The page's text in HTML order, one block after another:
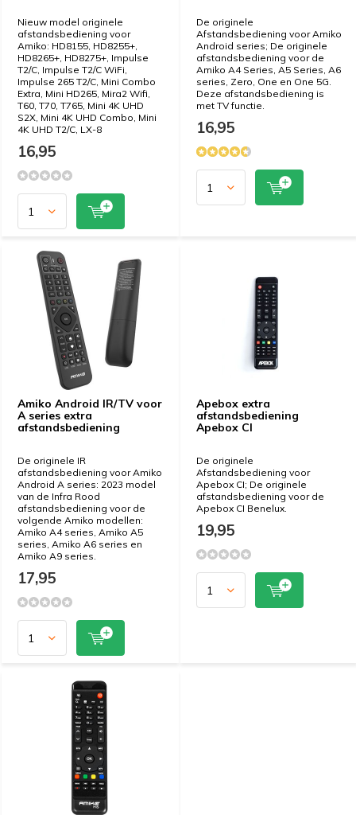
Nieuw model originele
afstandsbediening voor
Amiko: HD8155, HD8255+,
HD8265+, HD8275+, Impulse
T2/C, Impulse T2/C WiFi,
Impulse 265 T2/C, Mini Combo
Extra, Mini HD265, Mira2 Wifi,
T60, T70, T765, Mini 4K UHD
S2X, Mini 4K UHD Combo, Mini
4K UHD T2/C, LX-8
16,95
De originele
Afstandsbediening voor Amiko
Android series; De originele
afstandsbediening voor de
Amiko A4 Series, A5 Series, A6
series, Zero, One en One 5G.
Deze afstandsbediening is
met TV functie.
16,95
Amiko Android IR/TV voor
A series extra
afstandsbediening
De originele IR
afstandsbediening voor Amiko
Android A series: 2023 model
van de Infra Rood
afstandsbediening voor de
volgende Amiko modellen:
Amiko A4 series, Amiko A5
series, Amiko A6 series en
Amiko A9 series.
17,95
Apebox extra
afstandsbediening
Apebox CI
De originele
Afstandsbediening voor
Apebox CI; De originele
afstandsbediening voor de
Apebox CI Benelux.
19,95